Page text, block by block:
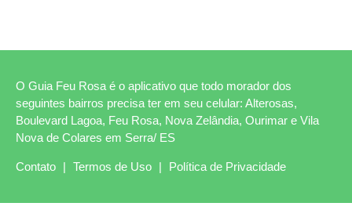
O Guia Feu Rosa é o aplicativo que todo morador dos
seguintes bairros precisa ter em seu celular: Alterosas,
Boulevard Lagoa, Feu Rosa, Nova Zelândia, Ourimar e Vila
Nova de Colares em Serra/ ES
Contato | Termos de Uso | Política de Privacidade